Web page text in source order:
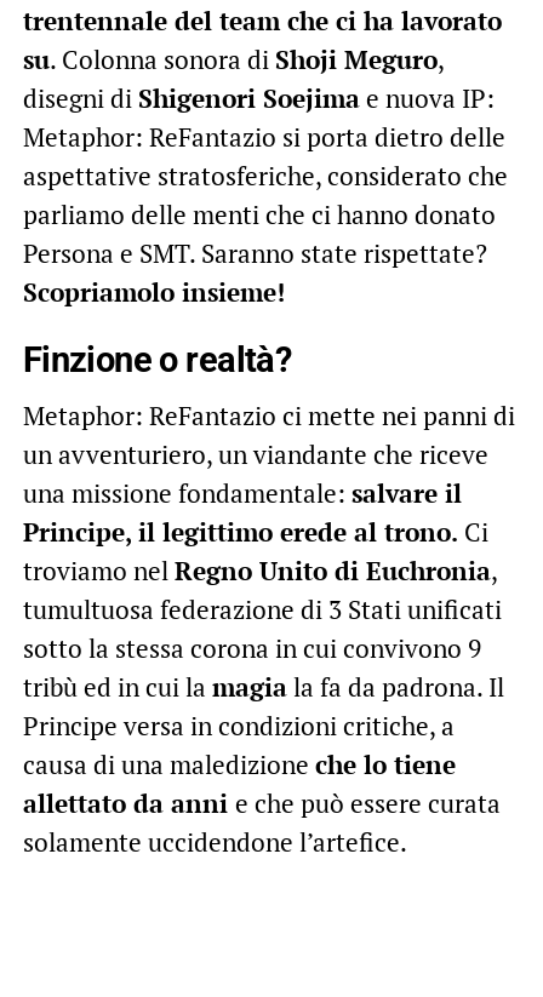
trentennale del team che ci ha lavorato
su. Colonna sonora di Shoji Meguro,
disegni di Shigenori Soejimae nuova IP:
Metaphor: ReFantazio si porta dietro delle
aspettative stratosferiche, considerato che
parliamo delle menti che ci hanno donato
Persona e SMT. Saranno state rispettate?
Scopriamolo insieme!
Finzione o realtà?
Metaphor: ReFantazio ci mette nei panni di
un avventuriero, un viandante che riceve
una missione fondamentale: salvare il
Principe, il legittimo erede al trono. Ci
troviamo nelRegno Unito di Euchronia,
tumultuosa federazione di 3 Stati unificati
sotto la stessa corona in cui convivono 9
tribù ed in cui la magiala fa da padrona. Il
Principe versa in condizioni critiche, a
causa di una maledizione che lo tiene
allettato da anni e che può essere curata
solamente uccidendone l’artefice.